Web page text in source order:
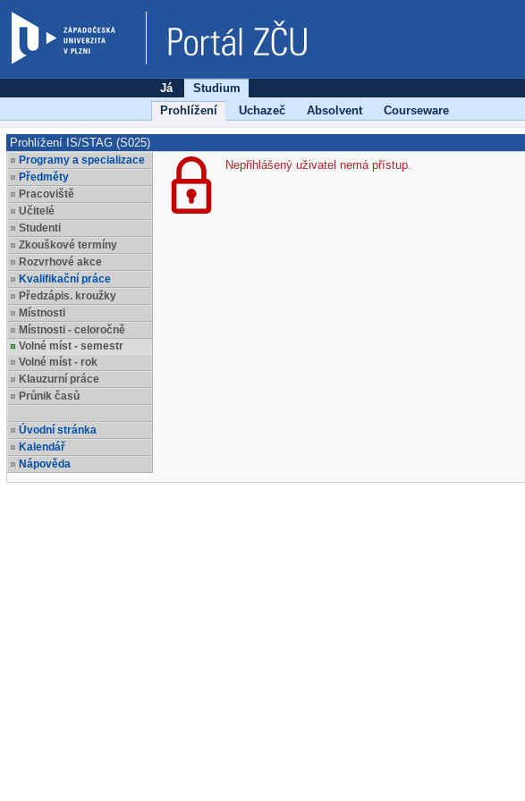
Já
Studium
Prohlížení
Uchazeč Absolvent Courseware
Prohlížení IS/STAG (S025)
Programy a specializace
Předměty
Pracoviště
Učitelé
Studenti
Zkouškové termíny
Rozvrhové akce
Kvalifikační práce
Předzápis. kroužky
Místnosti
Místnosti - celoročně
Volné míst - semestr
Volné míst - rok
Klauzurní práce
Průnik časů
Úvodní stránka
Kalendář
Nápověda
Nepřihlášený uživatel nemá přístup.